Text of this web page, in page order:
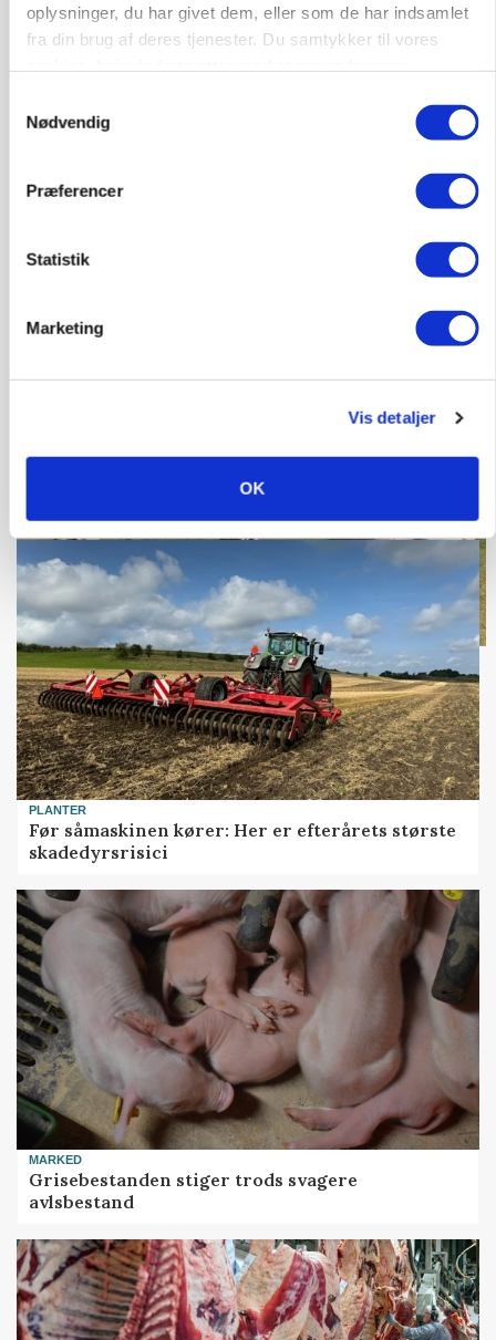
oplysninger, du har givet dem, eller som de har indsamlet
fra din brug af deres tjenester. Du samtykker til vores
Nødvendig
Præferencer
Statistik
Marketing
Vis detaljer
OK
»Nu stopper I«: Landbrugsdebattør og
Snart kan man søge tilskud til naturprojekter
Loading...
PLANTER
Før såmaskinen kører: Her er efterårets største
skadedyrsrisici
MARKED
Grisebestanden stiger trods svagere
avlsbestand